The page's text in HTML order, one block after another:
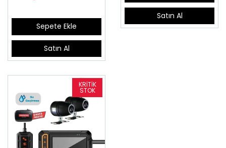
Sepete Ekle
Satın Al
Satın Al